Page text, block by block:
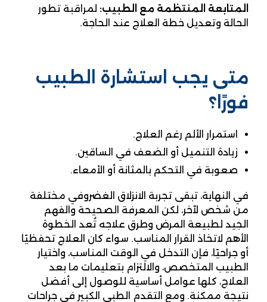
المتابعة المنتظمة مع الطبيب: لمراقبة تطور
الحالة وتعديل خطة العلاج عند الحاجة.
متى يجب استشارة الطبيب
فورًا؟
استمرار الألم رغم العلاج.
زيادة التنميل أو الضعف في الساقين.
صعوبة في التحكم بالمثانة أو الأمعاء.
في النهاية، تبقى تجربة الانزلاق الغضروفي مختلفة
من شخص لآخر، لكن المعرفة الصحيحة والفهم
الجيد لطبيعة المرض وطرق علاجه تُعد الخطوة
الأهم لاتخاذ القرار المناسب. سواء كان العلاج تحفظيًا
أو جراحيًا، فإن التدخل في الوقت المناسب، واختيار
الطبيب المتخصص، والالتزام بتعليمات ما بعد
العلاج، كلها عوامل أساسية للوصول إلى أفضل
نتيجة ممكنة. ومع التقدم الطبي الكبير في جراحات